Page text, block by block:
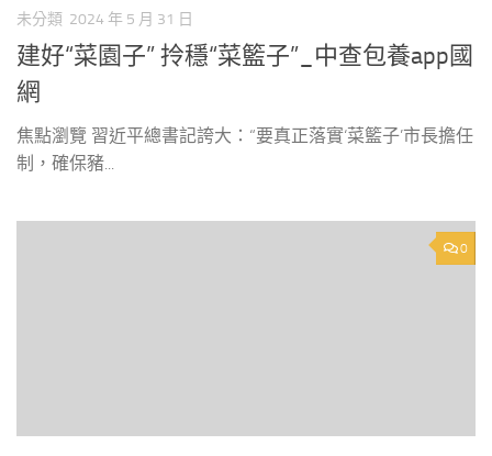
未分類 2024 年 5 月 31 日
建好“菜園子” 拎穩“菜籃子”_中查包養app國
網
焦點瀏覽 習近平總書記誇大：“要真正落實‘菜籃子’市長擔任
制，確保豬...
0